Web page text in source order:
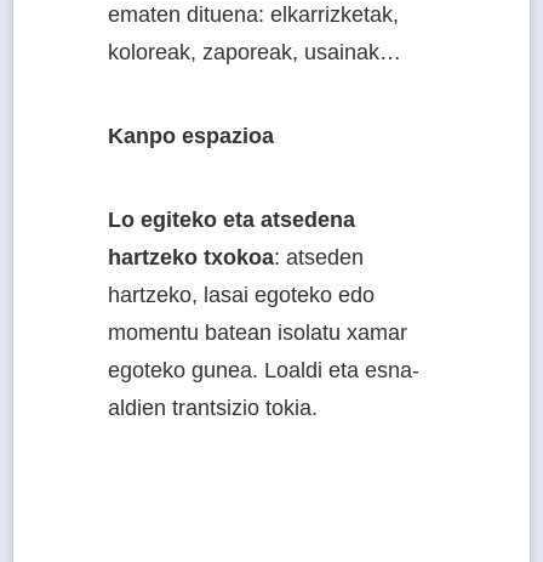
ematen dituena: elkarrizketak,
koloreak, zaporeak, usainak…
Kanpo espazioa
Lo egiteko eta atsedena
hartzeko txokoa: atseden
hartzeko, lasai egoteko edo
momentu batean isolatu xamar
egoteko gunea. Loaldi eta esna-
aldien trantsizio tokia.